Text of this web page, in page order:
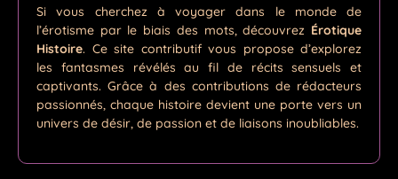
Si vous cherchez à voyager dans le monde de
l’érotisme par le biais des mots, découvrez Érotique
Histoire. Ce site contributif vous propose d’explorez
les fantasmes révélés au fil de récits sensuels et
captivants. Grâce à des contributions de rédacteurs
passionnés, chaque histoire devient une porte vers un
univers de désir, de passion et de liaisons inoubliables.